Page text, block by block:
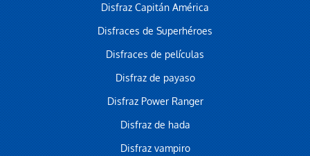
Disfraz Capitán América
Disfraces de Superhéroes
Disfraces de películas
Disfraz de payaso
Disfraz Power Ranger
Disfraz de hada
Disfraz vampiro